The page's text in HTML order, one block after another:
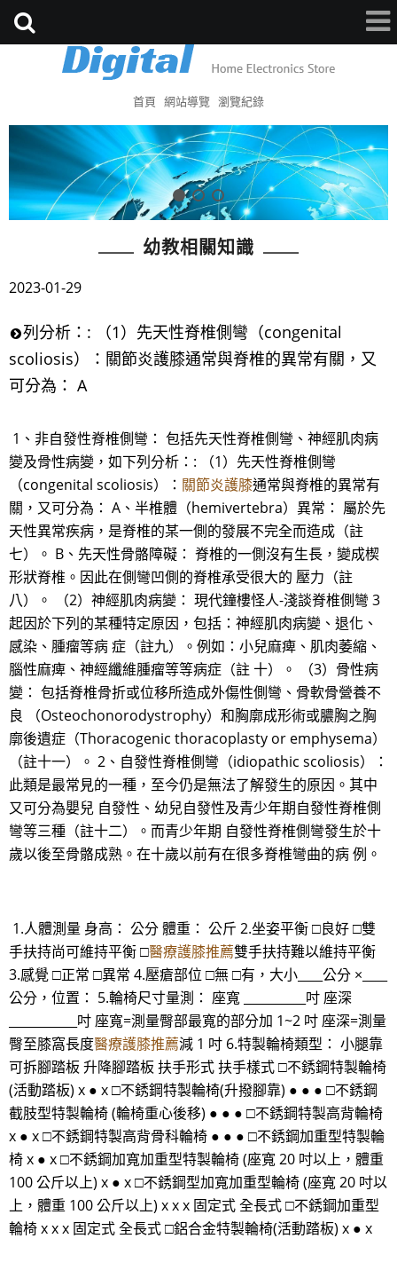
首頁 網站導覽 瀏覽紀錄
幼教相關知識
2023-01-29
列分析：: （1）先天性脊椎側彎（congenital
scoliosis）：關節炎護膝通常與脊椎的異常有關，又
可分為： A
1、非自發性脊椎側彎： 包括先天性脊椎側彎、神經肌肉病
變及骨性病變，如下列分析：: （1）先天性脊椎側彎
（congenital scoliosis）： 關節炎護膝通常與脊椎的異常有
關，又可分為： A、半椎體（hemivertebra）異常： 屬於先
天性異常疾病，是脊椎的某一側的發展不完全而造成（註
七）。 B、先天性骨骼障礙： 脊椎的一側沒有生長，變成楔
形狀脊椎。因此在側彎凹側的脊椎承受很大的 壓力（註
八）。 （2）神經肌肉病變： 現代鐘樓怪人-淺談脊椎側彎 3
起因於下列的某種特定原因，包括：神經肌肉病變、退化、
感染、腫瘤等病 症（註九）。例如：小兒麻痺、肌肉萎縮、
腦性麻痺、神經纖維腫瘤等等病症（註 十）。 （3）骨性病
變： 包括脊椎骨折或位移所造成外傷性側彎、骨軟骨營養不
良 （Osteochonorodystrophy）和胸廓成形術或膿胸之胸
廓後遺症（Thoracogenic thoracoplasty or emphysema）
（註十一）。 2、自發性脊椎側彎（idiopathic scoliosis）：
此類是最常見的一種，至今仍是無法了解發生的原因。其中
又可分為嬰兒 自發性、幼兒自發性及青少年期自發性脊椎側
彎等三種（註十二）。而青少年期 自發性脊椎側彎發生於十
歲以後至骨骼成熟。在十歲以前有在很多脊椎彎曲的病 例。
1.人體測量 身高： 公分 體重： 公斤 2.坐姿平衡 □良好 □雙
手扶持尚可維持平衡 □醫療護膝推薦雙手扶持難以維持平衡
3.感覺 □正常 □異常 4.壓瘡部位 □無 □有，大小____公分 ×____
公分，位置： 5.輪椅尺寸量測： 座寬 __________吋 座深
___________吋 座寬=測量臀部最寬的部分加 1~2 吋 座深=測量
臀至膝窩長度醫療護膝推薦減 1 吋 6.特製輪椅類型： 小腿靠
可拆腳踏板 升降腳踏板 扶手形式 扶手樣式 □不銹鋼特製輪椅
(活動踏板) x ● x □不銹鋼特製輪椅(升撥腳靠) ● ● ● □不銹鋼
截肢型特製輪椅 (輪椅重心後移) ● ● ● □不銹鋼特製高背輪椅
x ● x □不銹鋼特製高背骨科輪椅 ● ● ● □不銹鋼加重型特製輪
椅 x ● x □不銹鋼加寬加重型特製輪椅 (座寬 20 吋以上，體重
100 公斤以上) x ● x □不銹鋼型加寬加重型輪椅 (座寬 20 吋以
上，體重 100 公斤以上) x x x 固定式 全長式 □不銹鋼加重型
輪椅 x x x 固定式 全長式 □鋁合金特製輪椅(活動踏板) x ● x